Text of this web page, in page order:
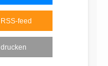
RSS-feed
drucken